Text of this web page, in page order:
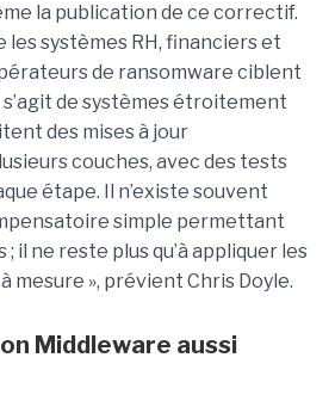
la publication de ce correctif.
les systèmes RH, financiers et
de ransomware ciblent
de systèmes étroitement
des mises à jour
couches, avec des tests
étape. Il n’existe souvent
simple permettant
il ne reste plus qu’à appliquer les
mesure », prévient Chris Doyle.
Middleware aussi